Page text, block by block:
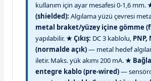
kullanım için ayar mesafesi 0-1,6 mm.
(shielded): Algılama yüzü çevresi
metal braket/yüzey içine gömme
yapılabilir.★ Çıkış: DC 3 kablolu, PNP,
(normalde açık)— metal hedef
iletir. Maks. yük akımı 200 mA.★
entegre kablo (pre-wired)—